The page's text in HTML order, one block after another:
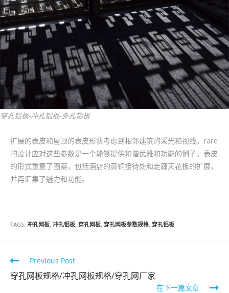
穿孔铝板-冲孔铝板-多孔铝板
扩展的表皮和屋顶的表皮形状考虑到相邻建筑的采光和视线。rare
的设计应对这些参数是一个能够提供和谐优雅和功能的例子。表皮
的形式重复了图案，包括酒店的黄铜接待处和走廊天花板的扩展，
并再汇集了魅力和功能。
TAGS: 冲孔网板 冲孔铝板 穿孔网板 穿孔网板参数规格 穿孔铝板
Read
more
Previous Post
穿孔网板规格/冲孔网板规格/穿孔网厂家
在下一篇文章